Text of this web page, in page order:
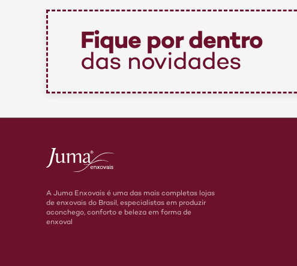
Fique por dentro
das novidades
A Juma Enxovais é uma das mais completas lojas
de enxovais do Brasil, especialistas em produzir
aconchego, conforto e beleza em forma de
enxoval